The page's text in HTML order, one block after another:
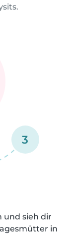
3
und sieh dir
in